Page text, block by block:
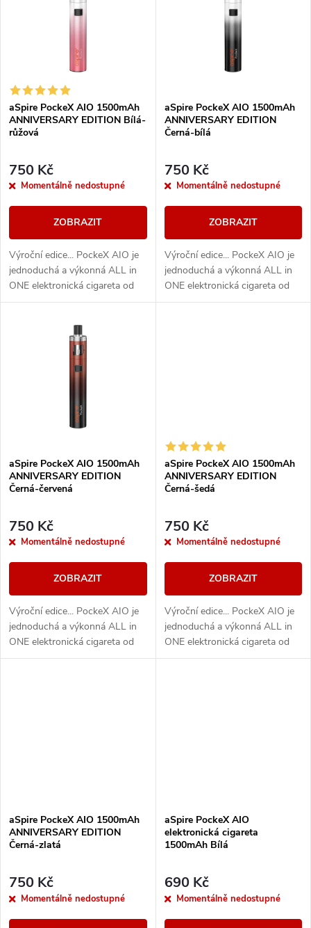
í
p
r
o
u
k
s
p
r
o
d
u
k
aSpire PockeX AIO 1500mAh
ANNIVERSARY EDITION Bílá-
růžová
750 Kč
Momentálně nedostupné
ZOBRAZIT
Výroční edice... PockeX AIO je
jednoduchá a výkonná ALL in
ONE elektronická cigareta od
společnosti aSpire. Svými
aSpire PockeX AIO 1500mAh
ANNIVERSARY EDITION
Černá-bílá
750 Kč
Momentálně nedostupné
ZOBRAZIT
Výroční edice... PockeX AIO je
jednoduchá a výkonná ALL in
ONE elektronická cigareta od
společnosti aSpire. Svými
aSpire PockeX AIO 1500mAh
ANNIVERSARY EDITION
Černá-červená
750 Kč
Momentálně nedostupné
ZOBRAZIT
Výroční edice... PockeX AIO je
jednoduchá a výkonná ALL in
ONE elektronická cigareta od
společnosti aSpire. Svými
aSpire PockeX AIO 1500mAh
ANNIVERSARY EDITION
Černá-šedá
750 Kč
Momentálně nedostupné
ZOBRAZIT
Výroční edice... PockeX AIO je
jednoduchá a výkonná ALL in
ONE elektronická cigareta od
společnosti aSpire. Svými
aSpire PockeX AIO 1500mAh
ANNIVERSARY EDITION
Černá-zlatá
750 Kč
Momentálně nedostupné
aSpire PockeX AIO
elektronická cigareta
1500mAh Bílá
690 Kč
Momentálně nedostupné